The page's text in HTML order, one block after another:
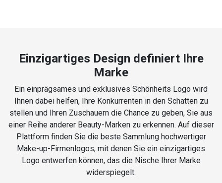
Einzigartiges Design definiert Ihre
Marke
Ein einprägsames und exklusives Schönheits Logo wird
Ihnen dabei helfen, Ihre Konkurrenten in den Schatten zu
stellen und Ihren Zuschauern die Chance zu geben, Sie aus
einer Reihe anderer Beauty-Marken zu erkennen. Auf dieser
Plattform finden Sie die beste Sammlung hochwertiger
Make-up-Firmenlogos, mit denen Sie ein einzigartiges
Logo entwerfen können, das die Nische Ihrer Marke
widerspiegelt.